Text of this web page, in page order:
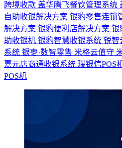
跨境收款 盖华腾飞餐饮管理系统
自助收银解决方案 银豹零售连锁
解决方案 银豹便利店解决方案 银
助收银机 银豹智慧收银系统 锐智
系统 银枣·数智零售 米格云值守
嘉元店商通收银系统 瑞银信POS
POS机